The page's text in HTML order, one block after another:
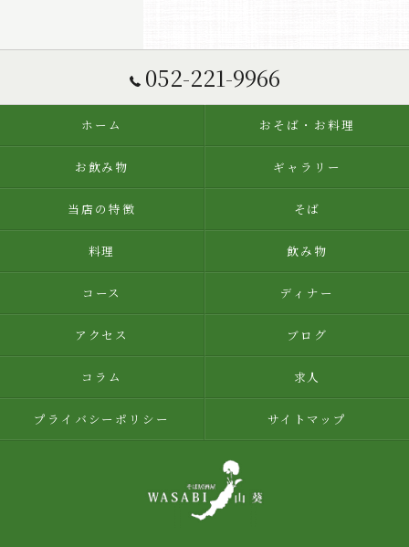
052-221-9966
ホーム おそば・お料理
お飲み物 ギャラリー
当店の特徴 そば
料理 飲み物
コース ディナー
アクセス ブログ
コラム 求人
プライバシーポリシー サイトマップ